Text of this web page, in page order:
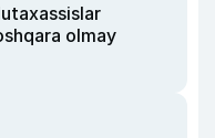
olmay